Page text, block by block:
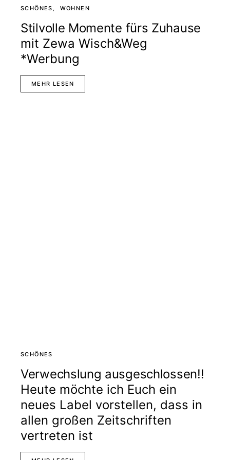
SCHÖNES WOHNEN
Stilvolle Momente fürs Zuhause
mit Zewa Wisch&Weg
*Werbung
MEHR LESEN
SCHÖNES
Verwechslung ausgeschlossen!!
Heute möchte ich Euch ein
neues Label vorstellen, dass in
allen großen Zeitschriften
vertreten ist